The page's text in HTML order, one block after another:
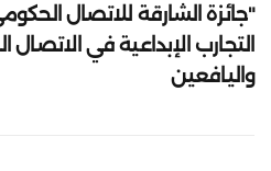
"جائزة الشارقة للاتصال
التجارب الإبداعية في
واليافعين